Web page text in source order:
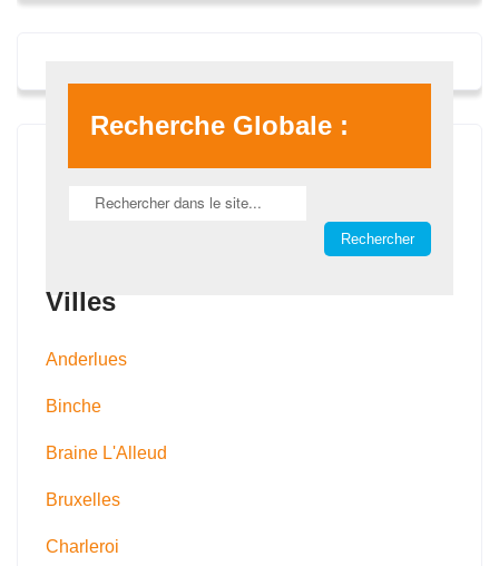
Recherche Globale :
Villes
Anderlues
Binche
Braine L'Alleud
Bruxelles
Charleroi